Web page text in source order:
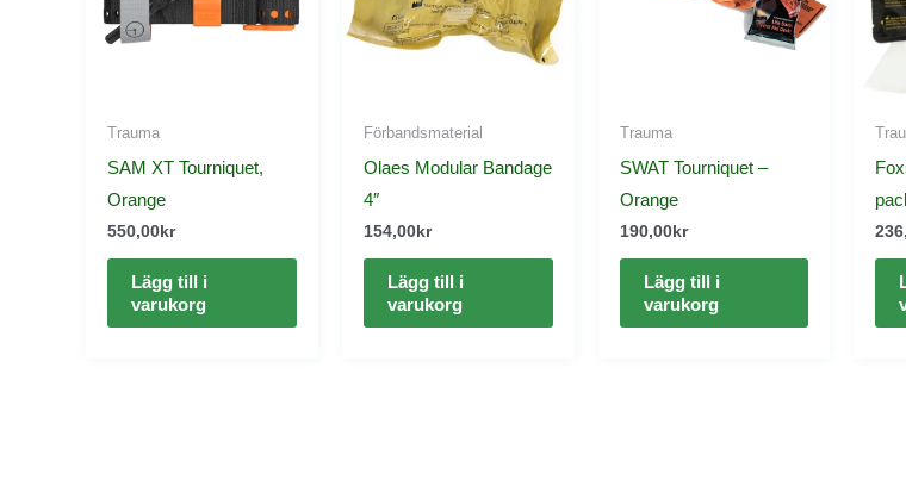
Trauma
SAM XT Tourniquet,
Orange
550,00 kr
Lägg till i
varukorg
Förbandsmaterial
Olaes Modular Bandage
4″
154,00kr
Lägg till i
varukorg
Trauma
SWAT Tourniquet –
Orange
190,00kr
Lägg till i
varukorg